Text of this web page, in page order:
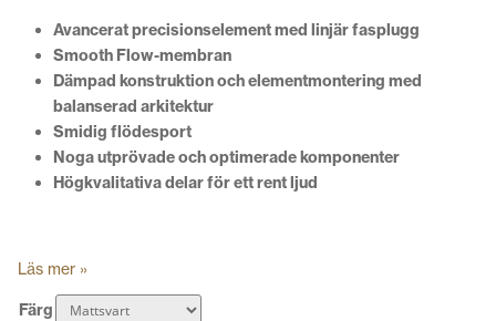
Avancerat precisionselement med linjär fasplugg
Smooth Flow-membran
Dämpad konstruktion och elementmontering med
balanserad arkitektur
Smidig flödesport
Noga utprövade och optimerade komponenter
Högkvalitativa delar för ett rent ljud
Läs mer »
Färg